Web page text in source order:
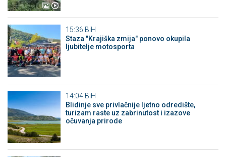
15:36 BiH
Staza "Krajiška zmija" ponovo okupila
ljubitelje motosporta
14:04 BiH
Blidinje sve privlačnije ljetno odredište,
turizam raste uz zabrinutost i izazove
očuvanja prirode